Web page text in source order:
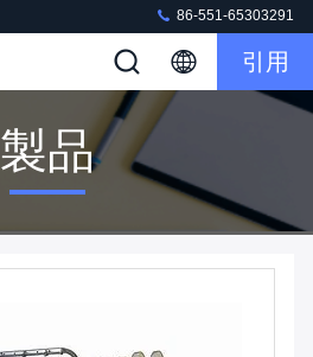
86-551-65303291
引用
製品